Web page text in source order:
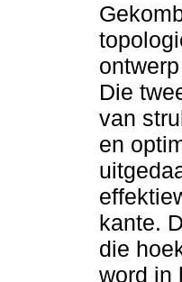
Die
van
en
kante.
die
word in